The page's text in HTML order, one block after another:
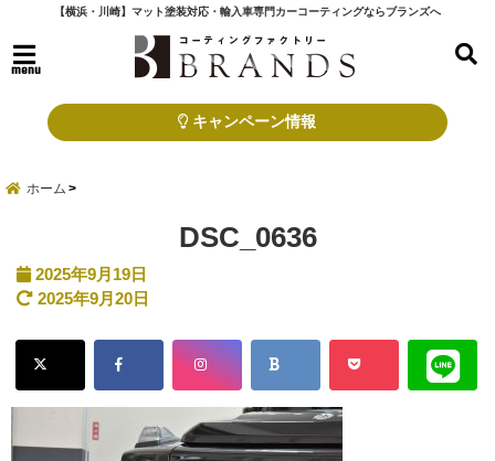
【横浜・川崎】マット塗装対応・輸入車専門カーコーティングならブランズへ
menu
キャンペーン情報
ホーム
DSC_0636
2025年9月19日
2025年9月20日